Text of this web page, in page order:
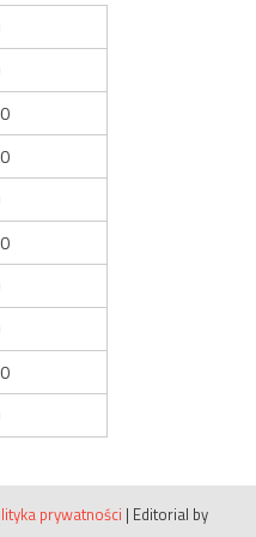
prywatności | Editorial by